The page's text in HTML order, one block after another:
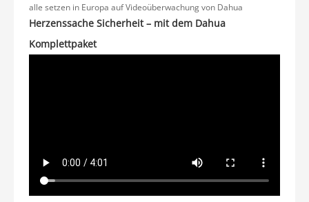
alle setzen in Europa auf Videoüberwachung von Dahua
Herzenssache Sicherheit – mit dem Dahua
Komplettpaket